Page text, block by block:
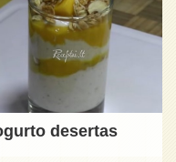
desertas